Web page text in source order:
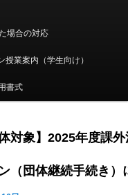
場合の対応
授業案内（学生向け）
書式
対象】2025年度課
（団体継続手続き）